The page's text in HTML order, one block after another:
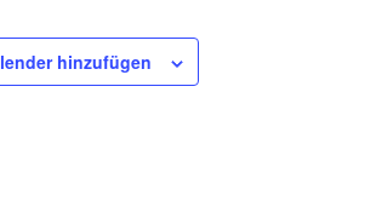
hinzufügen